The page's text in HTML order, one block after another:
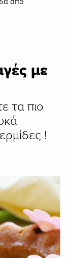
με
τα πιο
!